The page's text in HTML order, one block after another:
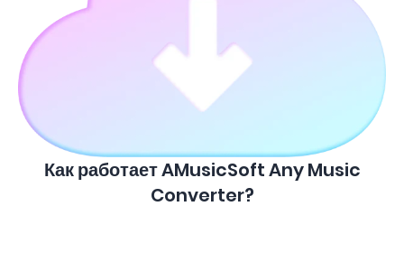
Как работает AMusicSoft Any Music
Converter?